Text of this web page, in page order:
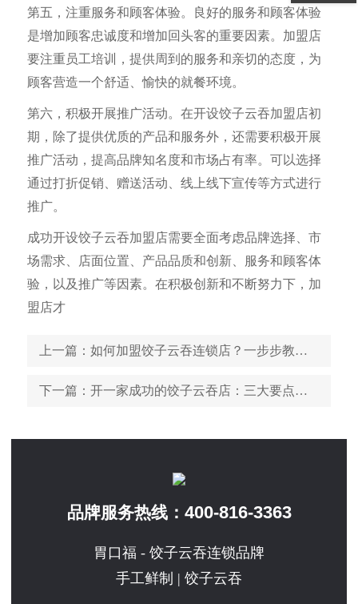
第五，注重服务和顾客体验。良好的服务和顾客体验
是增加顾客忠诚度和增加回头客的重要因素。加盟店
要注重员工培训，提供周到的服务和亲切的态度，为
顾客营造一个舒适、愉快的就餐环境。
第六，积极开展推广活动。在开设饺子云吞加盟店初
期，除了提供优质的产品和服务外，还需要积极开展
推广活动，提高品牌知名度和市场占有率。可以选择
通过打折促销、赠送活动、线上线下宣传等方式进行
推广。
成功开设饺子云吞加盟店需要全面考虑品牌选择、市
场需求、店面位置、产品品质和创新、服务和顾客体
验，以及推广等因素。在积极创新和不断努力下，加
盟店才
上一篇 ：如何加盟饺子云吞连锁店？一步步教你成功创业！
下一篇 ：开一家成功的饺子云吞店：三大要点助您轻松盈利
品牌服务热线： 400-816-3363
胃口福 - 饺子云吞连锁品牌
手工鲜制 | 饺子云吞